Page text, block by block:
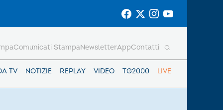
TV NOTIZIE REPLAY VIDEO TG2000 LIVE
Comunicati StampaNewsletterAppContatti